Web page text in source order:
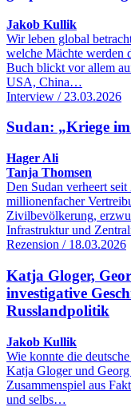
Jakob Kullik
Wir leben global
welche Mächte werden
Buch blickt vor allem
USA, China…
Interview / 23.03.2026
Sudan: „Kriege
Hager Ali
Tanja Thomsen
Den Sudan verheert
millionenfacher
Zivilbevölkerung,
Infrastruktur und
Rezension / 18.03.2026
Katja Gloger,
investigative
Russlandpolitik
Jakob Kullik
Wie konnte die
Katja Gloger und
Zusammenspiel aus
und selbs…